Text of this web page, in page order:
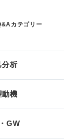
カテゴリー
分析
動機
GW